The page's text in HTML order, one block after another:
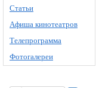
Статьи
Афиша кинотеатров
Телепрограмма
Фотогалереи